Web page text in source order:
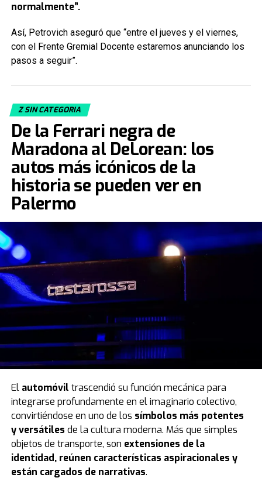
normalmente”.
Así, Petrovich aseguró que “entre el jueves y el viernes,
con el Frente Gremial Docente estaremos anunciando los
pasos a seguir”.
Z SIN CATEGORIA
De la Ferrari negra de
Maradona al DeLorean: los
autos más icónicos de la
historia se pueden ver en
Palermo
El automóvil trascendió su función mecánica para
integrarse profundamente en el imaginario colectivo,
convirtiéndose en uno de los símbolos más potentes
y versátiles de la cultura moderna. Más que simples
objetos de transporte, son extensiones de la
identidad, reúnen características aspiracionales y
están cargados de narrativas.